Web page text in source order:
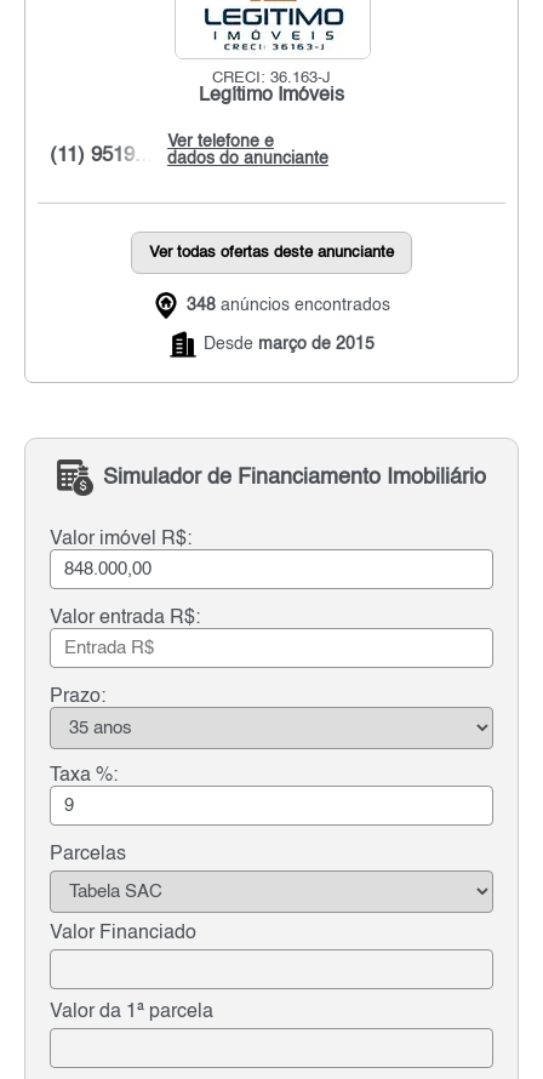
CRECI: 36.163-J
Legítimo Imóveis
Ver telefone e
dados do anunciante
(11) 9519...
Ver todas ofertas deste anunciante
348 anúncios encontrados
Desde março de 2015
Simulador de Financiamento Imobiliário
Valor imóvel R$:
Valor entrada R$:
Prazo:
Taxa %:
Parcelas
Valor Financiado
Valor da 1ª parcela